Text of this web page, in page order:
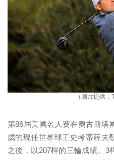
（圖片提供：
第86屆美國名人賽在奧古斯塔
歲的現任世界球王史考蒂薛夫
之後，以207桿的三輪成績、3